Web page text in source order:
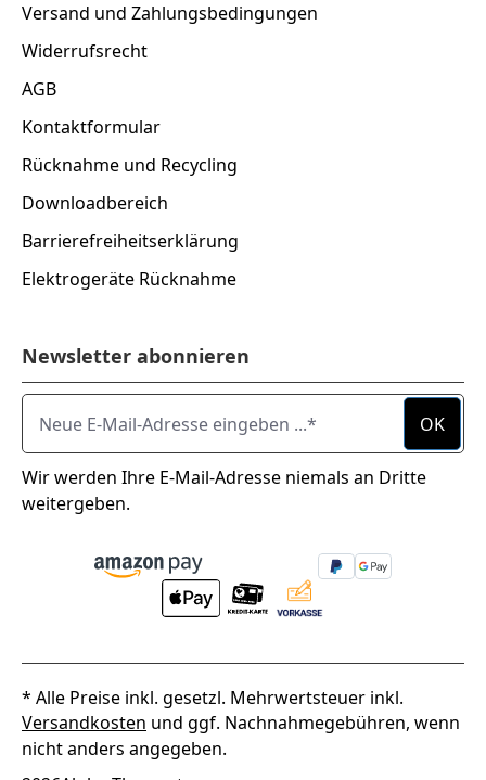
Versand und Zahlungsbedingungen
Widerrufsrecht
AGB
Kontaktformular
Rücknahme und Recycling
Downloadbereich
Barrierefreiheitserklärung
Elektrogeräte Rücknahme
Newsletter abonnieren
Neue E-Mail-Adresse eingeben ...
OK
Wir werden Ihre E-Mail-Adresse niemals an Dritte
weitergeben.
* Alle Preise inkl. gesetzl. Mehrwertsteuer inkl.
Versandkosten und ggf. Nachnahmegebühren, wenn
nicht anders angegeben.